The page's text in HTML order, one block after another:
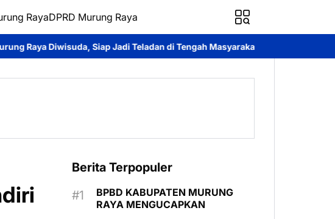
RayaDPRD Murung Raya
Siap Jadi Teladan di Tengah Masyarakat Dina Maulidah Apresiasi Festival
Berita Terpopuler
BPBD KABUPATEN MURUNG
RAYA MENGUCAPKAN